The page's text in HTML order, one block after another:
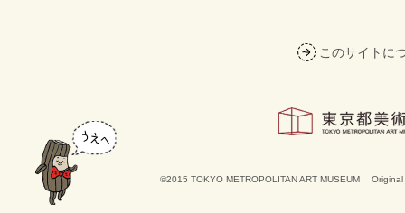
このサイトに
©2015 TOKYO METROPOLITAN ART MUSEUM